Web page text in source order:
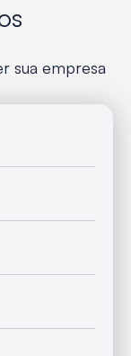
sua empresa